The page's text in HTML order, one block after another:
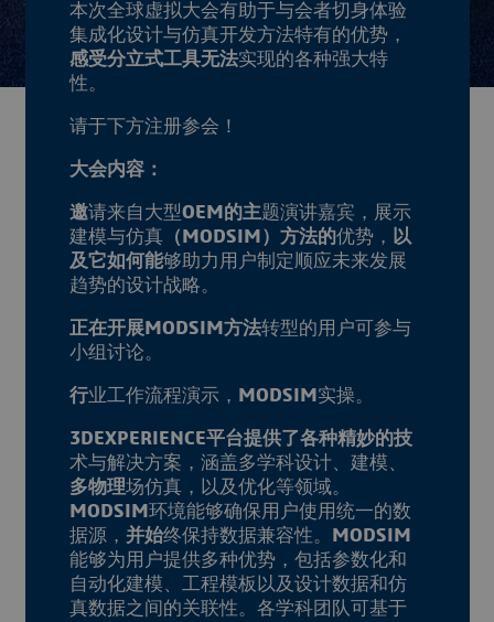
本次全球虚拟大会有助于与会者切身体验
集成化设计与仿真开发方法特有的优势，
感受分立式工具无法实现的各种强大特
性。
请于下方注册参会！
大会内容：
邀请来自大型OEM的主题演讲嘉宾，展示
建模与仿真（MODSIM）方法的优势， 以
及它如何能够助力用户制定顺应未来发展
趋势的设计战略。
正在开展MODSIM方法转型的用户可参与
小组讨论。
行业工作流程演示， MODSIM 实操。
3DEXPERIENCE平台提供了各种精妙的技
术与解决方案，涵盖多学科设计、建模、
多物理场仿真，以及优化等领域。
MODSIM 环境能够确保用户使用统一的数
据源， 并始终保持数据兼容性。
MODSIM
能够为用户提供多种优势，包括参数化和
自动化建模、工程模板以及设计数据和仿
真数据之间的关联性。各学科团队可基于